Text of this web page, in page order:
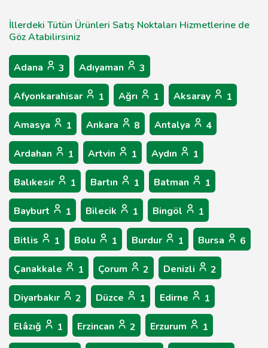
İllerdeki Tütün Ürünleri Satış Noktaları Hizmetlerine de
Göz Atabilirsiniz
Adana 3 Adıyaman 3
Afyonkarahisar 1 Ağrı 1 Aksaray 1
Amasya 1 Ankara 8 Antalya 4
Ardahan 1 Artvin 1 Aydın 1
Balıkesir 1 Bartın 1 Batman 1
Bayburt 1 Bilecik 1 Bingöl 1
Bitlis 1 Bolu 1 Burdur 1 Bursa 6
Çanakkale 1 Çorum 2 Denizli 2
Diyarbakır 2 Düzce 1 Edirne 1
Elâzığ 1 Erzincan 2 Erzurum 1